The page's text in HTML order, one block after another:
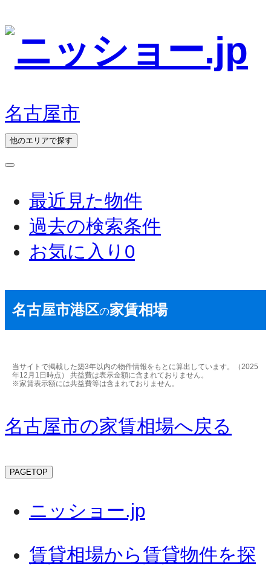
名古屋市
他のエリアで探す
最近見た物件
過去の検索条件
お気に入り 0
名古屋市港区の家賃相場
当サイトで掲載した築3年以内の物件情報をもとに算出しています。（2025
年12月1日時点） 共益費は表示金額に含まれておりません。
※家賃表示額には共益費等は含まれておりません。
名古屋市の家賃相場へ戻る
PAGETOP
ニッショー.jp
賃貸相場から賃貸物件を探